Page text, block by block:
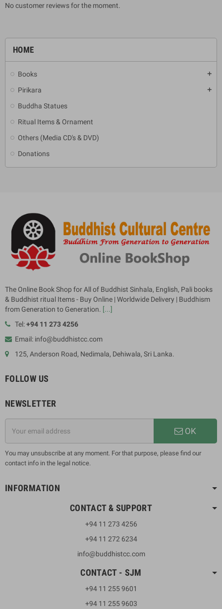
HOME
Books add
Pirikara add
Buddha Statues
Ritual Items & Ornament
Others (Media CD's & DVD)
Donations
No customer reviews for the moment.
The Online Book Shop for All of Buddhist Sinhala, English, Pali books
& Buddhist ritual Items - Buy Online | Worldwide Delivery | Buddhism
from Generation to Generation. [...]
Tel:+94 11 273 4256
Email: info@buddhistcc.com
125, Anderson Road, Nedimala, Dehiwala, Sri Lanka.
FOLLOW US
NEWSLETTER
OK
You may unsubscribe at any moment. For that purpose, please find our
contact info in the legal notice.
INFORMATION
CONTACT & SUPPORT
+94 11 273 4256
+94 11 272 6234
info@buddhistcc.com
CONTACT - SJM
+94 11 255 9601
+94 11 255 9603